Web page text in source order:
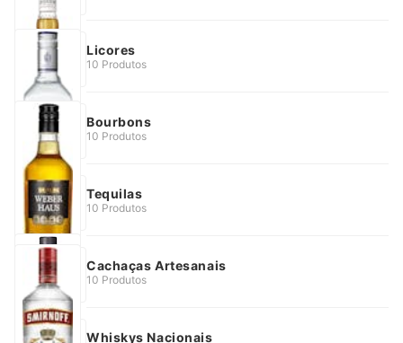
Licores
10 Produtos
Bourbons
10 Produtos
Tequilas
10 Produtos
Cachaças Artesanais
10 Produtos
Whiskys Nacionais